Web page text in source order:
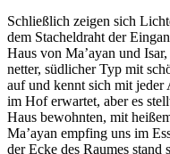
Schließlich zeigen sich
dem Stacheldraht der
Haus von Ma’ayan und
netter, südlicher Typ mit
auf und kennt sich mit
im Hof erwartet, aber es
Haus bewohnten, mit
Ma’ayan empfing uns im
der Ecke des Raumes stand